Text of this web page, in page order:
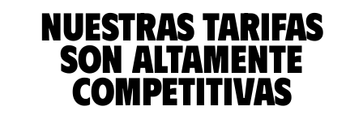
Nuestras tarifas
son altamente
competitivas